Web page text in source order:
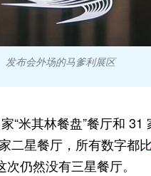
发布会外场的马爹利展区
“米其林餐盘”餐厅和 31
二星餐厅，所有数字都比
仍然没有三星餐厅。